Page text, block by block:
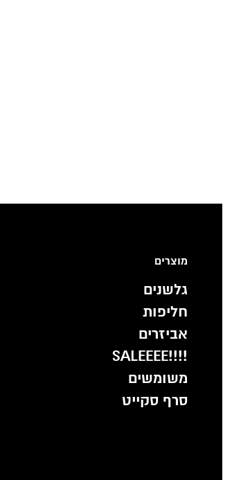
מוצרים
גלשנים
חליפות
אביזרים
!!!!SALEEEE
משומשים
סרף סקייט